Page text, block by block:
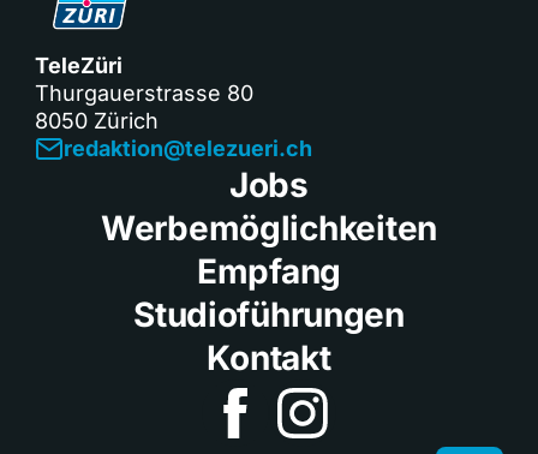
TeleZüri
Thurgauerstrasse 80
8050 Zürich
redaktion@telezueri.ch
Jobs
Werbemöglichkeiten
Empfang
Studioführungen
Kontakt